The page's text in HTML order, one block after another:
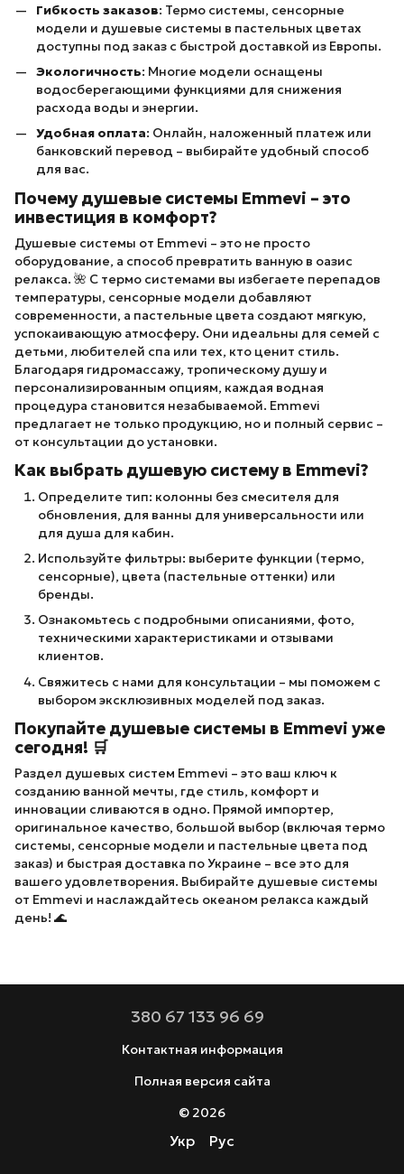
Гибкость заказов: Термо системы, сенсорные
модели и душевые системы в пастельных цветах
доступны под заказ с быстрой доставкой из Европы.
Экологичность: Многие модели оснащены
водосберегающими функциями для снижения
расхода воды и энергии.
Удобная оплата: Онлайн, наложенный платеж или
банковский перевод – выбирайте удобный способ
для вас.
Почему душевые системы Emmevi – это
инвестиция в комфорт?
Душевые системы от Emmevi – это не просто
оборудование, а способ превратить ванную в оазис
релакса. 🌺 С термо системами вы избегаете перепадов
температуры, сенсорные модели добавляют
современности, а пастельные цвета создают мягкую,
успокаивающую атмосферу. Они идеальны для семей с
детьми, любителей спа или тех, кто ценит стиль.
Благодаря гидромассажу, тропическому душу и
персонализированным опциям, каждая водная
процедура становится незабываемой. Emmevi
предлагает не только продукцию, но и полный сервис –
от консультации до установки.
Как выбрать душевую систему в Emmevi?
Определите тип: колонны без смесителя для
обновления, для ванны для универсальности или
для душа для кабин.
Используйте фильтры: выберите функции (термо,
сенсорные), цвета (пастельные оттенки) или
бренды.
Ознакомьтесь с подробными описаниями, фото,
техническими характеристиками и отзывами
клиентов.
Свяжитесь с нами для консультации – мы поможем с
выбором эксклюзивных моделей под заказ.
Покупайте душевые системы в Emmevi уже
сегодня! 🛒
Раздел душевых систем Emmevi – это ваш ключ к
созданию ванной мечты, где стиль, комфорт и
инновации сливаются в одно. Прямой импортер,
оригинальное качество, большой выбор (включая термо
системы, сенсорные модели и пастельные цвета под
заказ) и быстрая доставка по Украине – все это для
вашего удовлетворения. Выбирайте душевые системы
от Emmevi и наслаждайтесь океаном релакса каждый
день! 🌊
380 67 133 96 69
Контактная информация
Полная версия сайта
© 2026
Укр Рус